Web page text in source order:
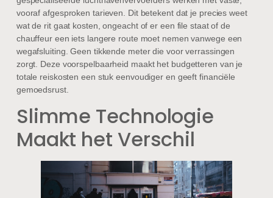
vooraf afgesproken tarieven. Dit betekent dat je precies weet
wat de rit gaat kosten, ongeacht of er een file staat of de
chauffeur een iets langere route moet nemen vanwege een
wegafsluiting. Geen tikkende meter die voor verrassingen
zorgt. Deze voorspelbaarheid maakt het budgetteren van je
totale reiskosten een stuk eenvoudiger en geeft financiële
gemoedsrust.
Slimme Technologie
Maakt het Verschil